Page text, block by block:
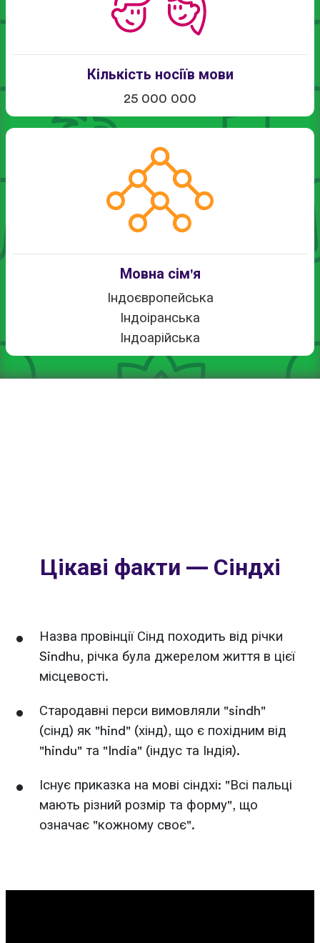
Кількість носіїв мови
25 000 000
Мовна сім'я
Індоєвропейська
Індоіранська
Індоарійська
Цікаві факти — Сіндхі
Назва провінції Сінд походить від річки
Sindhu, річка була джерелом життя в цієї
місцевості.
Стародавні перси вимовляли "sindh"
(сінд) як "hind" (хінд), що є похідним від
"hindu" та "India" (індус та Індія).
Існує приказка на мові сіндхі: "Всі пальці
мають різний розмір та форму", що
означає "кожному своє".